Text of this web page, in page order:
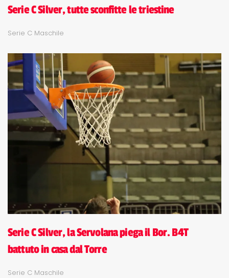
Serie C Silver, tutte sconfitte le triestine
Serie C Maschile
Serie C Silver, la Servolana piega il Bor. B4T
battuto in casa dal Torre
Serie C Maschile